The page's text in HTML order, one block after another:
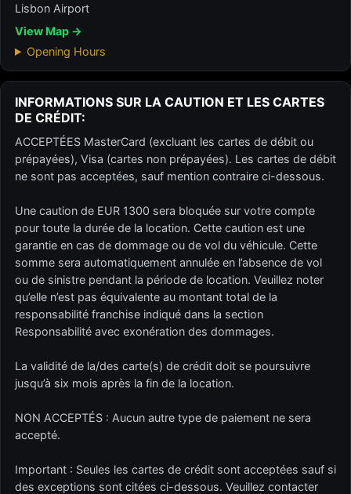
Lisbon Airport
View Map →
Opening Hours
INFORMATIONS SUR LA CAUTION ET LES CARTES
DE CRÉDIT:
ACCEPTÉES MasterCard (excluant les cartes de débit ou
prépayées), Visa (cartes non prépayées). Les cartes de débit
ne sont pas acceptées, sauf mention contraire ci-dessous.
Une caution de EUR 1300 sera bloquée sur votre compte
pour toute la durée de la location. Cette caution est une
garantie en cas de dommage ou de vol du véhicule. Cette
somme sera automatiquement annulée en l’absence de vol
ou de sinistre pendant la période de location. Veuillez noter
qu’elle n’est pas équivalente au montant total de la
responsabilité franchise indiqué dans la section
Responsabilité avec exonération des dommages.
La validité de la/des carte(s) de crédit doit se poursuivre
jusqu’à six mois après la fin de la location.
NON ACCEPTÉS : Aucun autre type de paiement ne sera
accepté.
Important : Seules les cartes de crédit sont acceptées sauf si
des exceptions sont citées ci-dessous. Veuillez contacter